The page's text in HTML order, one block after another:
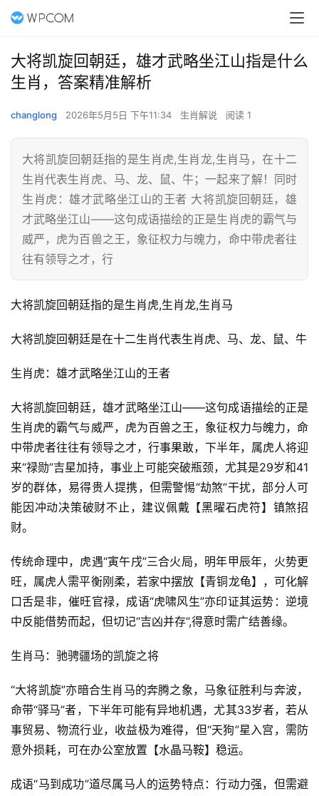
大将凯旋回朝廷，雄才武略坐江山指是什么
生肖，答案精准解析
changlong 2026年5月5日 下午11:34 生肖解说 阅读 1
大将凯旋回朝廷指的是生肖虎,生肖龙,生肖马，在十二
生肖代表生肖虎、马、龙、鼠、牛；一起来了解！同时
生肖虎：雄才武略坐江山的王者 大将凯旋回朝廷，雄
才武略坐江山——这句成语描绘的正是生肖虎的霸气与
威严，虎为百兽之王，象征权力与魄力，命中带虎者往
往有领导之才，行
大将凯旋回朝廷指的是生肖虎,生肖龙,生肖马
大将凯旋回朝廷是在十二生肖代表生肖虎、马、龙、鼠、牛
生肖虎：雄才武略坐江山的王者
大将凯旋回朝廷，雄才武略坐江山——这句成语描绘的正是
生肖虎的霸气与威严，虎为百兽之王，象征权力与魄力，命
中带虎者往往有领导之才，行事果敢，下半年，属虎人将迎
来“禄勋”吉星加持，事业上可能突破瓶颈，尤其是29岁和41
岁的群体，易得贵人提携，但需警惕“劫煞”干扰，部分人可
能因冲动决策破财不止，建议佩戴【黑曜石虎符】镇煞招
财。
传统命理中，虎遇“寅午戌”三合火局，明年甲辰年，火势更
旺，属虎人需平衡刚柔，若家中摆放【青铜龙龟】，可化解
口舌是非，催旺官禄，成语“虎啸风生”亦印证其运势：逆境
中反能借势而起，但切记“吉凶并存”,得意时需广结善缘。
生肖马：驰骋疆场的凯旋之将
“大将凯旋”亦暗合生肖马的奔腾之象，马象征胜利与奔波，
命带“驿马”者，下半年可能有异地机遇，尤其33岁者，若从
事贸易、物流行业，收益极为难得，但“天狗”星入宫，需防
意外损耗，可在办公室放置【水晶马鞍】稳运。
成语“马到成功”道尽属马人的运势特点：行动力强，但需避